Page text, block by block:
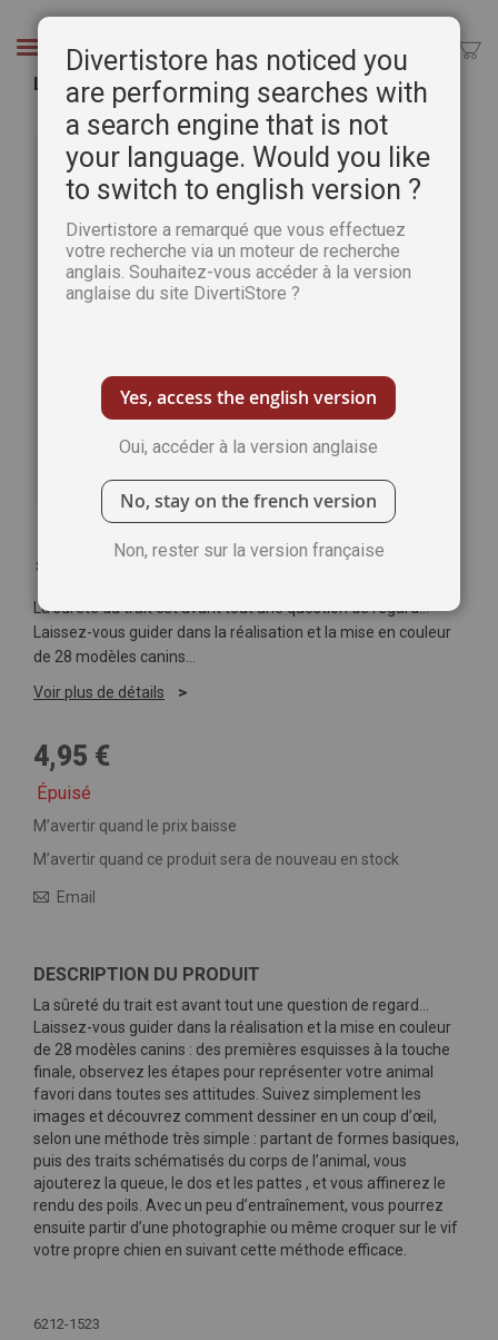
Chercher
Les chiens
Passer
galerie
d’images
Soyez le premier à commenter ce produit
La sûreté du trait est avant tout une question de regard…
Laissez-vous guider dans la réalisation et la mise en couleur
de 28 modèles canins…
Voir plus de détails
4,95 €
Épuisé
M’avertir quand le prix baisse
M’avertir quand ce produit sera de nouveau en stock
Email
DESCRIPTION DU PRODUIT
La sûreté du trait est avant tout une question de regard…
Laissez-vous guider dans la réalisation et la mise en couleur
de 28 modèles canins : des premières esquisses à la touche
finale, observez les étapes pour représenter votre animal
favori dans toutes ses attitudes. Suivez simplement les
images et découvrez comment dessiner en un coup d’œil,
selon une méthode très simple : partant de formes basiques,
puis des traits schématisés du corps de l’animal, vous
ajouterez la queue, le dos et les pattes , et vous affinerez le
rendu des poils. Avec un peu d’entraînement, vous pourrez
ensuite partir d’une photographie ou même croquer sur le vif
votre propre chien en suivant cette méthode efficace.
d'infos
6212-1523
Divertistore has noticed you
are performing searches with
a search engine that is not
your language. Would you like
to switch to english version ?
Divertistore a remarqué que vous effectuez
votre recherche via un moteur de recherche
anglais. Souhaitez-vous accéder à la version
anglaise du site DivertiStore ?
Yes, access the english version
Oui, accéder à la version anglaise
No, stay on the french version
Non, rester sur la version française